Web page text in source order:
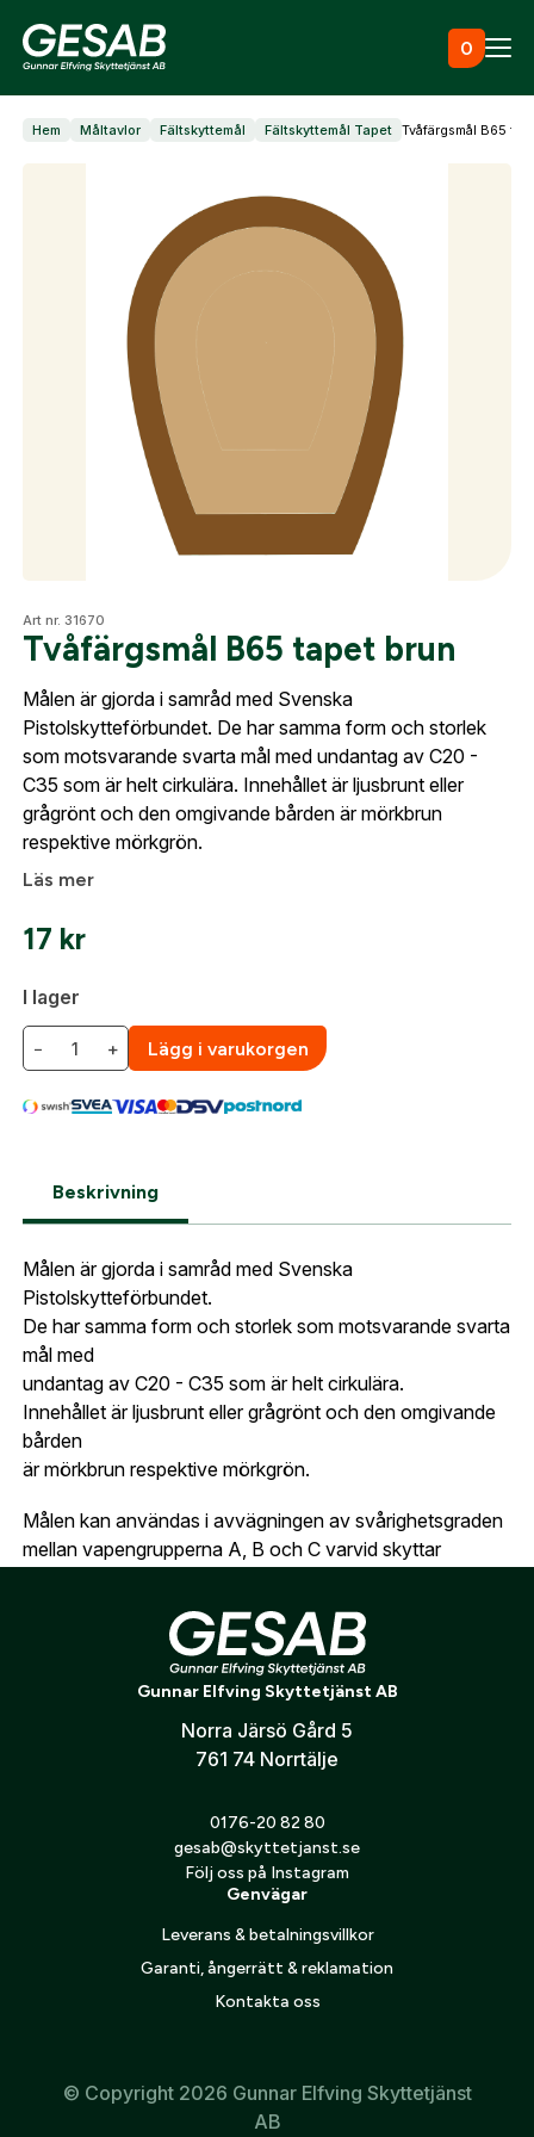
0
Ammunition
Utrustning
Jaktkläder & skor
Måltavlor
Vapen
Optik
Mer
Mitt konto
Kontakta oss
Hem Måltavlor Fältskyttemål Fältskyttemål Tapet Tvåfärgsmål B65
Art nr. 31670
Tvåfärgsmål B65 tapet brun
Målen är gjorda i samråd med Svenska
Pistolskytteförbundet. De har samma form och storlek
som motsvarande svarta mål med undantag av C20 -
C35 som är helt cirkulära. Innehållet är ljusbrunt eller
grågrönt och den omgivande bården är mörkbrun
respektive mörkgrön.
Läs mer
17 kr
I lager
− + Lägg i varukorgen
Beskrivning
Målen är gjorda i samråd med Svenska
Pistolskytteförbundet.
De har samma form och storlek som motsvarande svarta
mål med
undantag av C20 - C35 som är helt cirkulära.
Innehållet är ljusbrunt eller grågrönt och den omgivande
bården
är mörkbrun respektive mörkgrön.
Målen kan användas i avvägningen av svårighetsgraden
mellan vapengrupperna A, B och C varvid skyttar
Mått: 50x65 cm
Logga in
Logga in för att handla med dina avtalspriser, smidig
fakturabetalning och tillgång till orderhistorik.
När du är inloggad hanteras beställningen
E-postadress:
Glömt lösenord?
Skapa konto och handla enklare
Är du företag eller förening?
konto hos oss får du snabbare utcheckning,
översikt över dina beställningar och sparade
uppgifter.
oss så hjälper vi dig att skapa ett konto.
Skapa konto
formuläret så återkommer vi till dig när kontot är
skapat. I vår FAQ hittar du svar på de vanligaste
frågorna gällande Mitt konto.
Företag- eller Föreningsnamn:*
Org. nummer
Leverans & fakturaadress
Ort:*
Telefon:*
Land:
E-post:* (kommer bli ditt användarnamn)
Verifiera e-post:*
Jag godkänner att mina personuppgifter behandlas enligt
personuppgiftspolicy.
Fyll i din e-post adress nedan så kontaktar vi dig
så fort den här produkten är tillbaka i vårt
sortiment.
Tvåfärgsmål B65 tapet brun
Jag godkänner att mina uppgifter sparas enligt
integritetspolicyn.
Bevaka
Gunnar Elfving Skyttetjänst AB
Norra Järsö Gård 5
761 74 Norrtälje
0176-20 82 80
gesab@skyttetjanst.se
Följ oss på Instagram
Genvägar
Leverans & betalningsvillkor
Garanti, ångerrätt & reklamation
Kontakta oss
© Copyright 2026 Gunnar Elfving Skyttetjänst
AB